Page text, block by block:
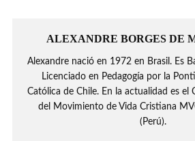
ALEXANDRE BORGES DE
Alexandre nació en 1972 en Brasil. Es
Licenciado en Pedagogía por la
Católica de Chile. En la actualidad es el
del Movimiento de Vida Cristiana
(Perú).